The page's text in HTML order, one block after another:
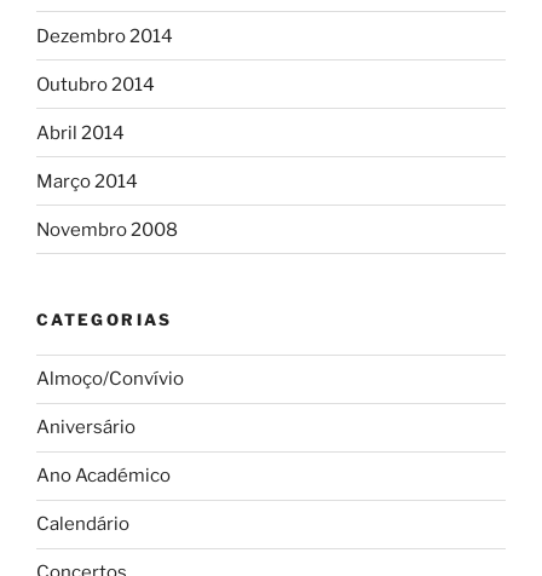
Dezembro 2014
Outubro 2014
Abril 2014
Março 2014
Novembro 2008
CATEGORIAS
Almoço/Convívio
Aniversário
Ano Académico
Calendário